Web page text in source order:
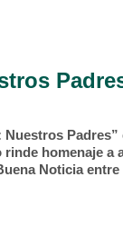
Padres”
homenaje a
Noticia